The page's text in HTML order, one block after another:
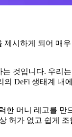
시하게 되어 매
것입니다. 우리
DeFi 생태계
머니 레고를
허가 없고 쉽게